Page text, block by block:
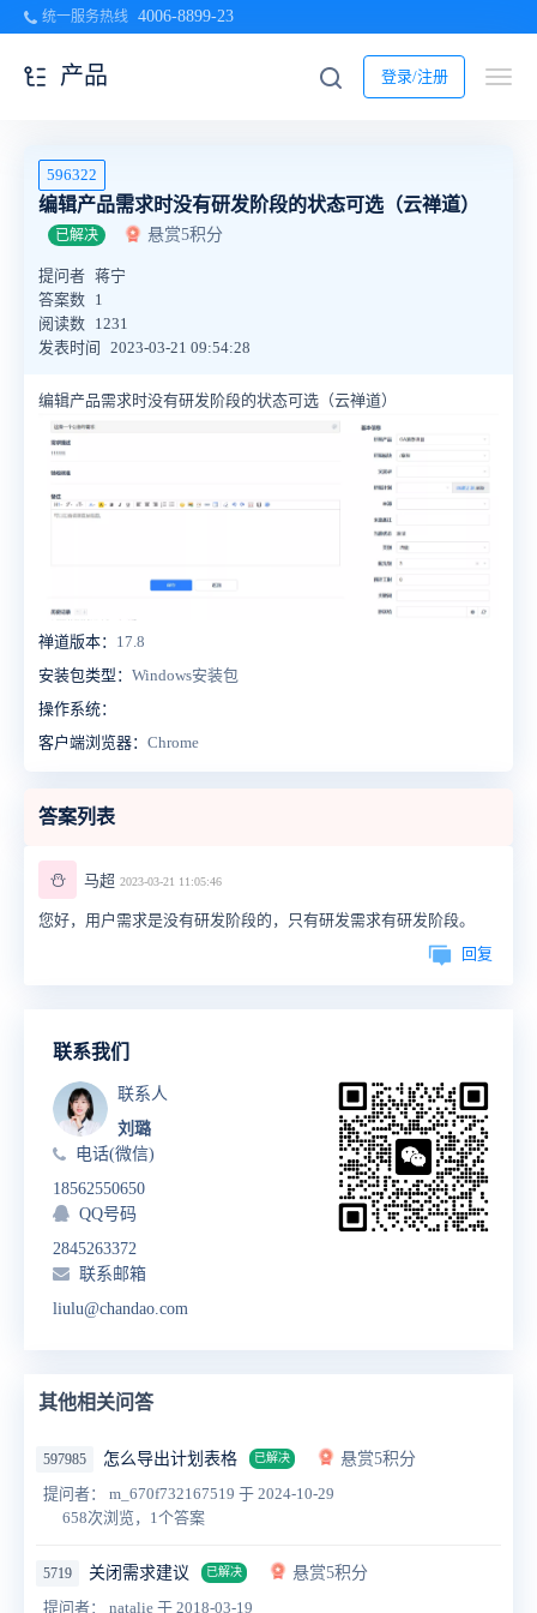
统一服务热线 4006-8899-23
登录/注册
产品
596322
编辑产品需求时没有研发阶段的状态可选（云禅道）
已解决 悬赏5积分
提问者 蒋宁
答案数 1
阅读数 1231
发表时间
2023-03-21 09:54:28
编辑产品需求时没有研发阶段的状态可选（云禅道）
禅道版本： 17.8
安装包类型： Windows安装包
操作系统：
客户端浏览器： Chrome
答案列表
⛄ 马超 2023-03-21 11:05:46
您好，用户需求是没有研发阶段的，只有研发需求有研发阶段。
回复
联系我们
联系人
刘璐
电话(微信)
18562550650
QQ号码
2845263372
联系邮箱
liulu@chandao.com
其他相关问答
597985 怎么导出计划表格 已解决
悬赏5积分
提问者： m_670f732167519 于 2024-10-29
658次浏览，1个答案
5719 关闭需求建议 已解决
悬赏5积分
提问者： natalie 于 2018-03-19